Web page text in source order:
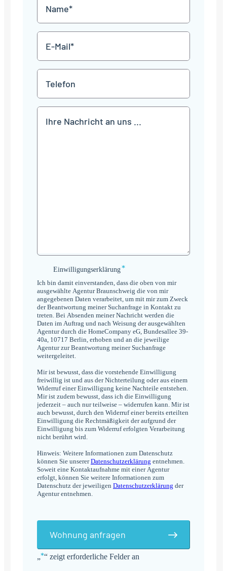
„*“ zeigt erforderliche Felder an
JJJJ
Mail
*
Einwilligungserklärung
Einwilligungserklärung*
Ich bin damit einverstanden, dass die oben von mir
ausgewählte Agentur Braunschweig die von mir
angegebenen Daten verarbeitet, um mit mir zum Zweck
der Beantwortung meiner Suchanfrage in Kontakt zu
treten. Bei Absenden meiner Nachricht werden die
Daten im Auftrag und nach Weisung der ausgewählten
Agentur durch die HomeCompany eG, Bundesallee 39-
40a, 10717 Berlin, erhoben und an die jeweilige
Agentur zur Beantwortung meiner Suchanfrage
weitergeleitet.
Mir ist bewusst, dass die vorstehende Einwilligung
freiwillig ist und aus der Nichterteilung oder aus einem
Widerruf einer Einwilligung keine Nachteile entstehen.
Mir ist zudem bewusst, dass ich die Einwilligung
jederzeit – auch nur teilweise – widerrufen kann. Mir ist
auch bewusst, durch den Widerruf einer bereits erteilten
Einwilligung die Rechtmäßigkeit der aufgrund der
Einwilligung bis zum Widerruf erfolgten Verarbeitung
nicht berührt wird.
Hinweis: Weitere Informationen zum Datenschutz
können Sie unsererDatenschutzerklärung entnehmen.
Soweit eine Kontaktaufnahme mit einer Agentur
erfolgt, können Sie weitere Informationen zum
Datenschutz der jeweiligen Datenschutzerklärung der
Agentur entnehmen.
Wohnung anfragen